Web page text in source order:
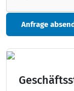
Anfrage